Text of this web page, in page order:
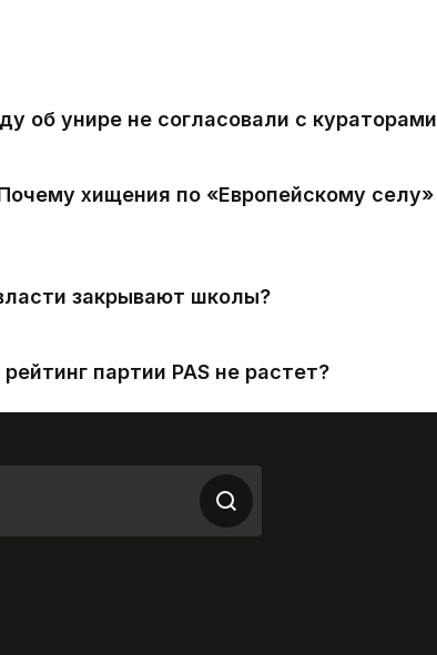
об унире не согласовали с кураторами
хищения по «Европейскому селу»
закрывают школы?
партии PAS не растет?